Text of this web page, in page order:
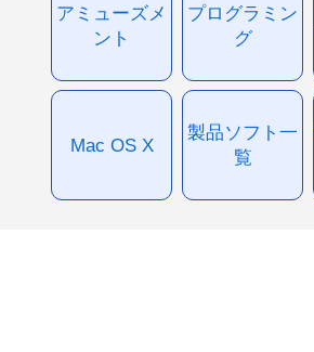
アミューズメ
ント
プログラミン
グ
Mac OS X
製品ソフト一
覧